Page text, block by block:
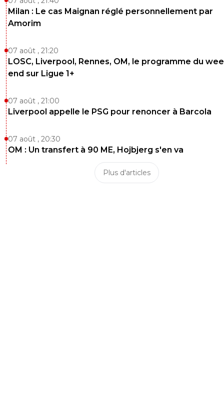
Milan : Le cas Maignan réglé personnellement par
Amorim
07 août , 21:20
LOSC, Liverpool, Rennes, OM, le programme du
end sur Ligue 1+
07 août , 21:00
Liverpool appelle le PSG pour renoncer à Barcola
07 août , 20:30
OM : Un transfert à 90 ME, Hojbjerg s'en va
Plus d'articles